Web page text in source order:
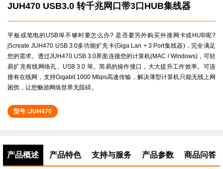
JUH470 USB3.0 转千兆网口带3口HUB集线器
平板或笔电的USB埠不够时要怎么办? 是否要另外购买外接网卡或HUB呢?
j5create JUH470 USB 3.0多功能扩充卡(Giga Lan + 3 Port集线器)，完全满足
您的需求。透过JUH470 USB 3.0界面连接您的计算机(MAC / Windows)，可轻
易扩充有线网络孔、USB 3.0 埠。简易的操作接口，大大提升工作效率。可连
接有在线网，支持Gigabit 1000 Mbps高速传输，解决薄型计算机只能无线上网
困扰，让您畅游网络世界无阻碍。
型号 :JUH470
产品概述 产品特色 支持与服务 产品参数 商品问答